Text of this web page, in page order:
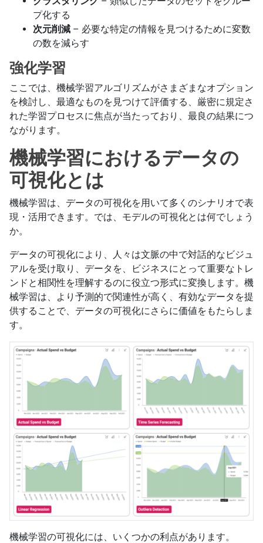
プ化する
次元削減 – 必要な特定の情報を見つけるために変数
の数を減らす
強化学習
ここでは、機械学習アルゴリズムがさまざまなオプション
を検討し、最適なものを見つけて評価する、厳密に規定さ
れた学習プロセスに焦点が当たっており、最良の結果につ
ながります。
機械学習におけるデータの
可視化とは
機械学習は、データの可視化を用いて多くのシナリオで表
現・活用できます。では、モデルの可視化とは何でしょう
か。
データの可視化により、人々は文脈の中で対話的なビジュ
アルを受け取り、データを、ビジネスにとって重要なトレ
ンドと相関性を理解するのに役立つ形式に変換します。機
械学習は、より予測的で関連性が高く、有効なデータを提
供することで、データの可視化にさらに価値をもたらしま
す。
機械学習の可視化には、いくつかの利点があります。